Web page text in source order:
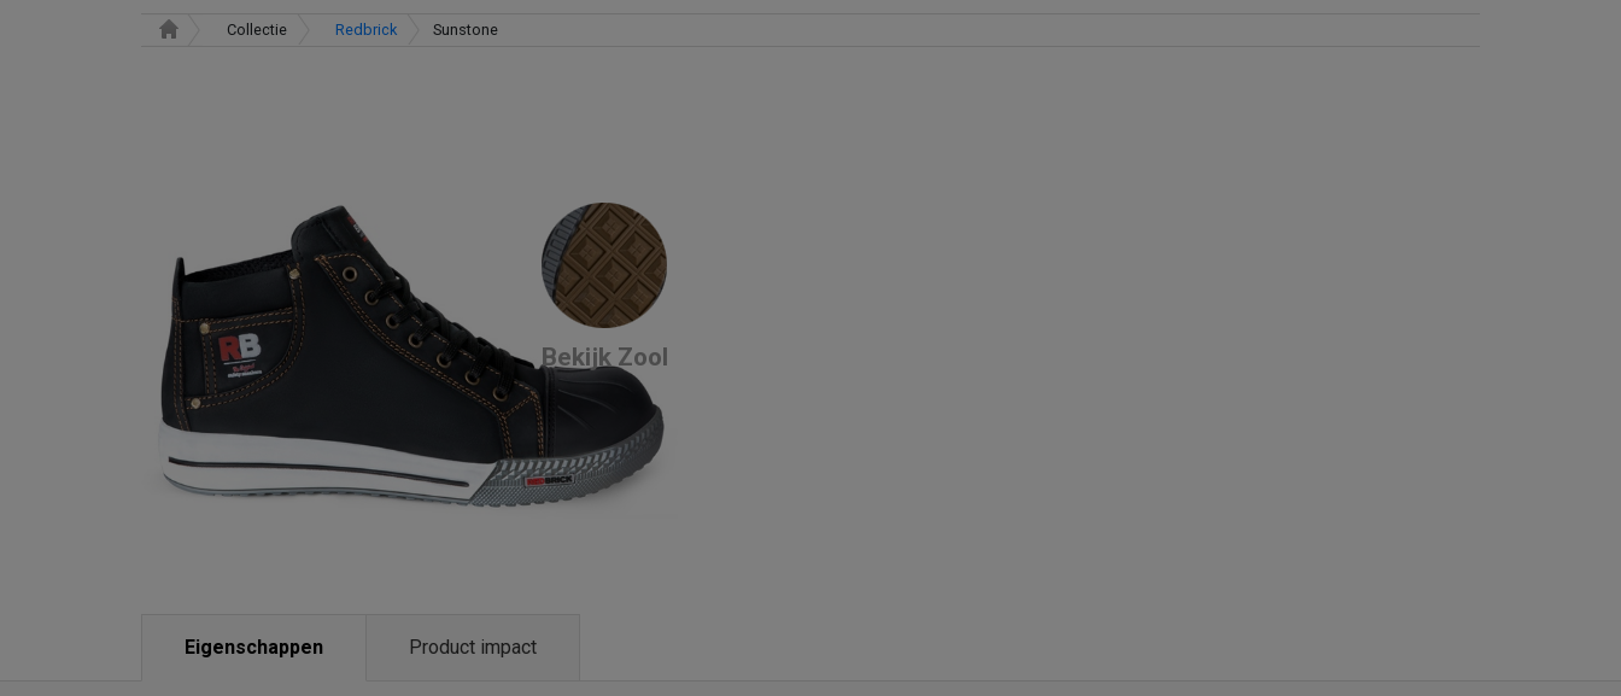
Collectie Redbrick Sunstone
Bekijk Zool
Eigenschappen Product impact